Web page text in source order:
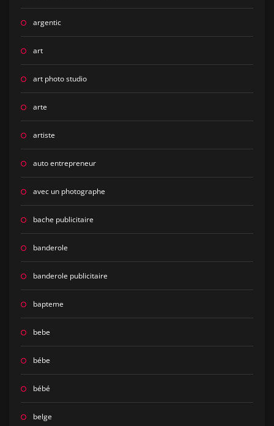
argentic
art
art photo studio
arte
artiste
auto entrepreneur
avec un photographe
bache publicitaire
banderole
banderole publicitaire
bapteme
bebe
bébe
bébé
belge